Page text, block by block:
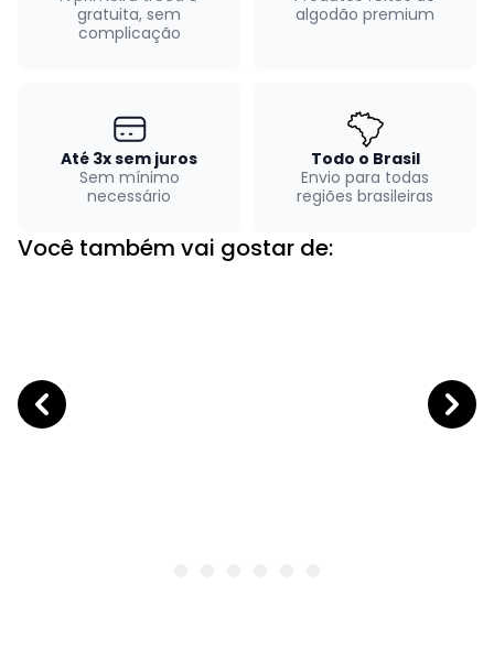
gratuita, sem
complicação
algodão premium
Até 3x sem juros
Sem mínimo
necessário
Todo o Brasil
Envio para todas
regiões brasileiras
Você também vai gostar de: